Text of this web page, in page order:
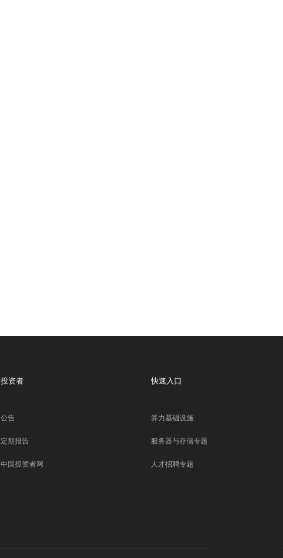
投资者
公告
定期报告
中国投资者网
快速入口
算力基础设施
服务器与存储专题
人才招聘专题